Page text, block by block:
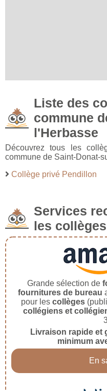
Liste des
commune
l'Herbasse
Découvrez tous les
commune de Saint-Donat-
Collège privé Pendillon
Services
les collèges
Grande sélection de
fournitures de bureau
pour les collèges
collégiens et
Livraison rapide et
minimum
En